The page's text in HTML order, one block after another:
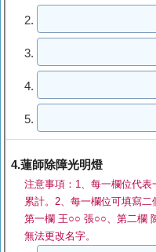
2.
3.
4.
5.
4.蓮師除障光明燈
注意事項：1、每一欄位代
累計。2、每一欄位可填寫二
第一欄 王○○ 張○○、第二欄
無法更改名字。